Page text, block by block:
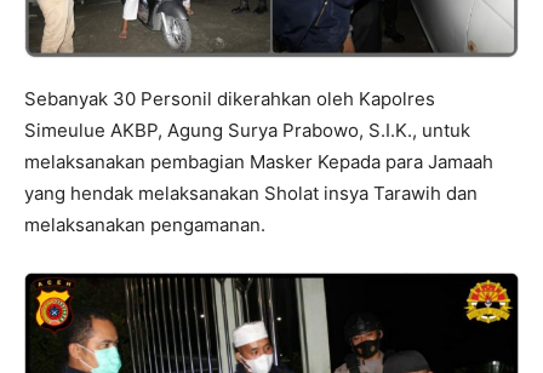
Sebanyak 30 Personil dikerahkan oleh Kapolres
Simeulue AKBP, Agung Surya Prabowo, S.I.K., untuk
melaksanakan pembagian Masker Kepada para Jamaah
yang hendak melaksanakan Sholat insya Tarawih dan
melaksanakan pengamanan.